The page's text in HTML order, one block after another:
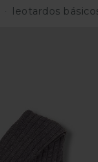
leotardos